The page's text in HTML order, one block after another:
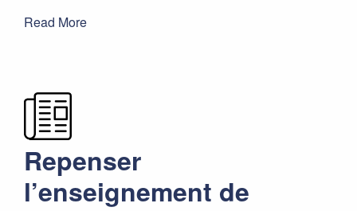
Read More
Repenser
l’enseignement de